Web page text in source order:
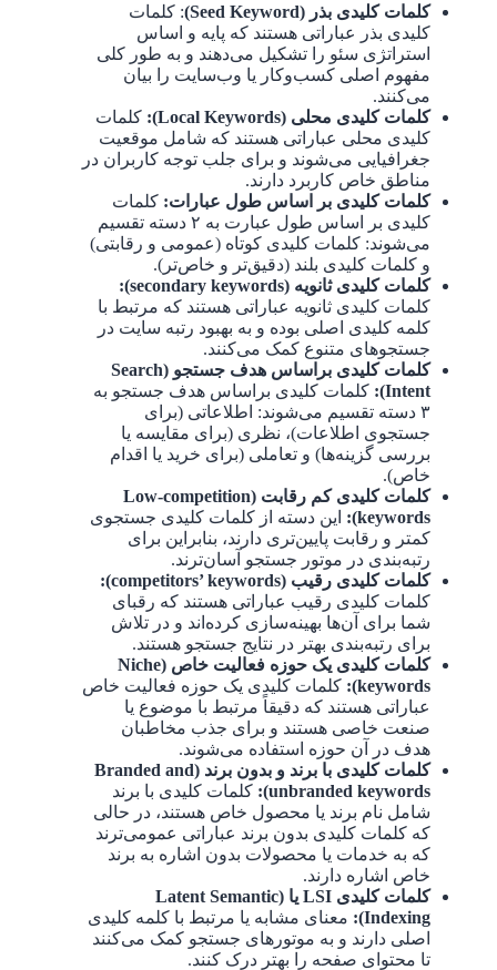
کلمات کلیدی بذر (Seed Keyword)
: کلمات
کلیدی بذر عباراتی هستند که پایه و اساس
استراتژی سئو را تشکیل می‌دهند و به طور کلی
مفهوم اصلی کسب‌وکار یا وب‌سایت را بیان
می‌کنند.
کلمات کلیدی محلی (Local Keywords):
کلمات
کلیدی محلی عباراتی هستند که شامل موقعیت
جغرافیایی می‌شوند و برای جلب توجه کاربران در
مناطق خاص کاربرد دارند.
کلمات کلیدی بر اساس طول عبارات: کلمات
کلیدی بر اساس طول عبارت به ۲ دسته تقسیم
می‌شوند: کلمات کلیدی کوتاه (عمومی و رقابتی)
و کلمات کلیدی بلند (دقیق‌تر و خاص‌تر).
کلمات کلیدی ثانویه (secondary keywords):
کلمات کلیدی ثانویه عباراتی هستند که مرتبط با
کلمه کلیدی اصلی بوده و به بهبود رتبه سایت در
جستجوهای متنوع کمک می‌کنند.
کلمات کلیدی براساس هدف جستجو (Search
Intent):
کلمات کلیدی براساس هدف جستجو به
۳ دسته تقسیم می‌شوند: اطلاعاتی (برای
جستجوی اطلاعات)، نظری (برای مقایسه یا
بررسی گزینه‌ها) و تعاملی (برای خرید یا اقدام
خاص).
کلمات کلیدی کم رقابت (Low-competition
keywords):
این دسته از کلمات کلیدی جستجوی
کمتر و رقابت پایین‌تری دارند، بنابراین برای
رتبه‌بندی در موتور جستجو آسان‌ترند.
کلمات کلیدی رقیب (competitors’ keywords):
کلمات کلیدی رقیب عباراتی هستند که رقبای
شما برای آن‌ها بهینه‌سازی کرده‌اند و در تلاش
برای رتبه‌بندی بهتر در نتایج جستجو هستند.
کلمات کلیدی یک حوزه فعالیت خاص (Niche
keywords):
کلمات کلیدی یک حوزه فعالیت خاص
عباراتی هستند که دقیقاً مرتبط با موضوع یا
صنعت خاصی هستند و برای جذب مخاطبان
هدف در آن حوزه استفاده می‌شوند.
کلمات کلیدی با برند و بدون برند (Branded and
unbranded keywords):
کلمات کلیدی با برند
شامل نام برند یا محصول خاص هستند، در حالی
که کلمات کلیدی بدون برند عباراتی عمومی‌ترند
که به خدمات یا محصولات بدون اشاره به برند
خاص اشاره دارند.
کلمات کلیدی LSI یا (Latent Semantic
Indexing):
معنای مشابه یا مرتبط با کلمه کلیدی
اصلی دارند و به موتورهای جستجو کمک می‌کنند
تا محتوای صفحه را بهتر درک کنند.